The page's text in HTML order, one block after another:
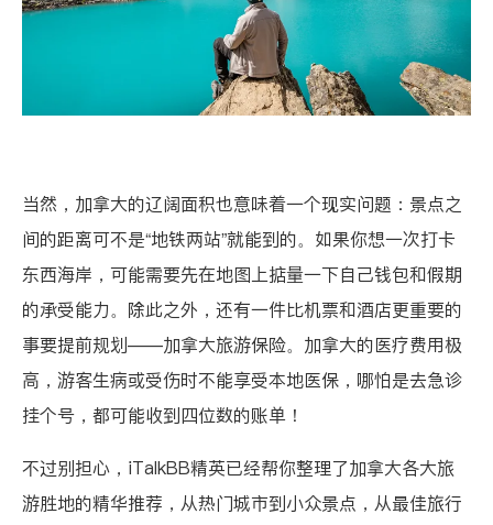
当然，加拿大的辽阔面积也意味着一个现实问题：景点之
间的距离可不是“地铁两站”就能到的。如果你想一次打卡
东西海岸，可能需要先在地图上掂量一下自己钱包和假期
的承受能力。除此之外，还有一件比机票和酒店更重要的
事要提前规划——加拿大旅游保险。加拿大的医疗费用极
高，游客生病或受伤时不能享受本地医保，哪怕是去急诊
挂个号，都可能收到四位数的账单！
不过别担心，iTalkBB精英已经帮你整理了加拿大各大旅
游胜地的精华推荐，从热门城市到小众景点，从最佳旅行